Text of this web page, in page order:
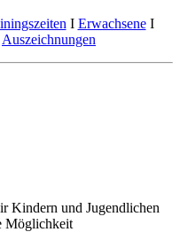
Ι ErwachseneΙ
Auszeichnungen
Kindern und Jugendlichen
Möglichkeit